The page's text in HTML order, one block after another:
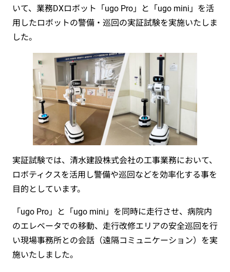
いて、業務DXロボット「ugo Pro」と「ugo mini」を活
用したロボットの警備・巡回の実証試験を実施いたしま
した。
実証試験では、清水建設株式会社の工事業務において、
ロボティクスを活用し警備や巡回などを効率化する事を
目的としています。
「ugo Pro」と「ugo mini」を同時に走行させ、病院内
のエレベータでの移動、走行改修エリアの安全巡回を行
い現場事務所との会話（遠隔コミュニケーション）を実
施いたしました。